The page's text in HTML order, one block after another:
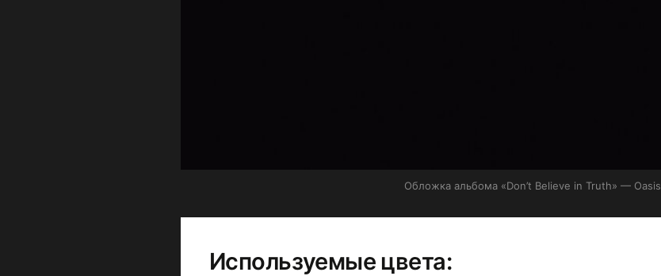
Обложка альбома «Don’t Believe in Truth» — Oasis
Используемые цвета: